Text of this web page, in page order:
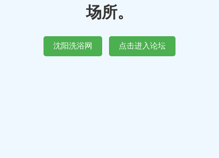
场所。
沈阳洗浴网 点击进入论坛